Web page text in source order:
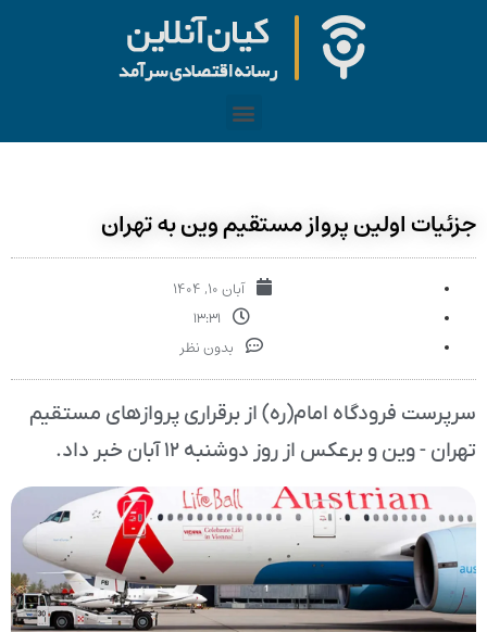
جزئیات اولین پرواز مستقیم وین به تهران
آبان ۱۰, ۱۴۰۴
۱۳:۳۱
بدون نظر
سرپرست فرودگاه امام(ره) از برقراری پروازهای مستقیم
تهران - وین و برعکس از روز دوشنبه ۱۲ آبان خبر داد.